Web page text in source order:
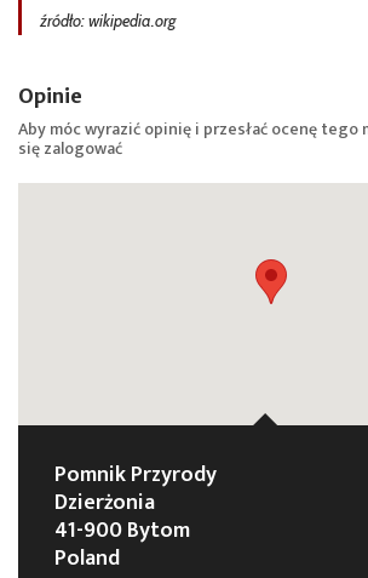
źródło: wikipedia.org
Opinie
Aby móc wyrazić opinię i przesłać ocenę tego
sięzalogować
Pomnik Przyrody
Dzierżonia
41-900 Bytom
Poland